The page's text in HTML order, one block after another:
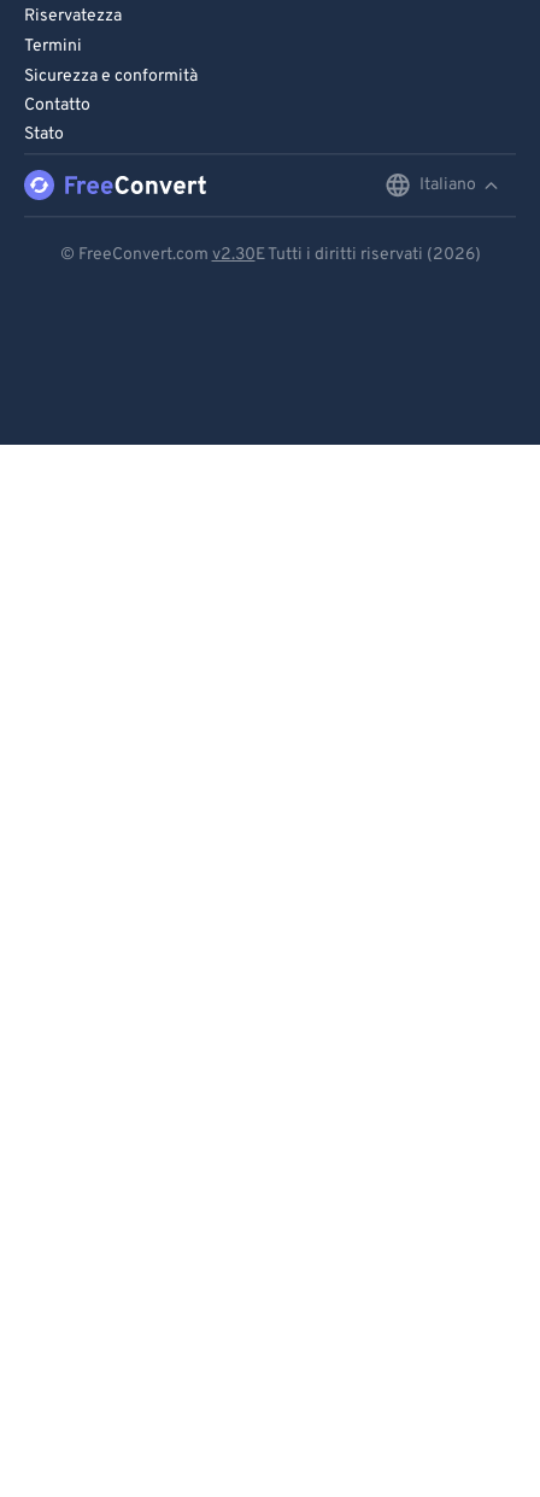
Riservatezza
Termini
Sicurezza e conformità
Contatto
Stato
Italiano
© FreeConvert.com v2.30E Tutti i diritti riservati (2026)